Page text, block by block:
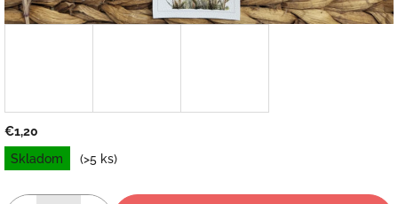
€1,20
Jednotková
cena:
Skladom (>5 ks)